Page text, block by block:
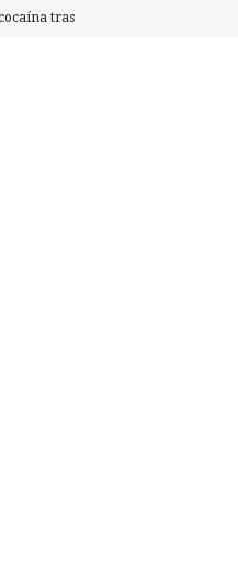
tras
tras uso de
indaga las
con yerba mate